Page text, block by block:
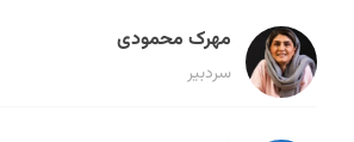
مهرک محمودی
سردبیر